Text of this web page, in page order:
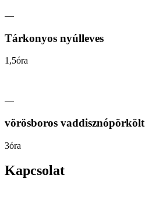
—
Tárkonyos nyúlleves
1,5óra
—
vörösboros vaddisznópörkölt
3óra
Kapcsolat